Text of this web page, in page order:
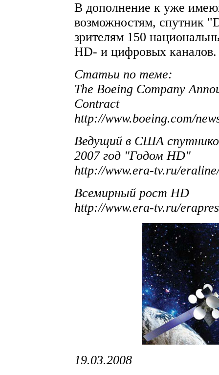
В дополнение к уже
возможностям, спутник
зрителям 150
HD- и цифровых каналов.
Статьи по теме:
The Boeing Company
Contract
http://www.boeing.com/
Ведущий в США
2007 год "Годом HD"
http://www.era-tv.ru/
Всемирный рост HD
http://www.era-tv.ru/
19.03.2008